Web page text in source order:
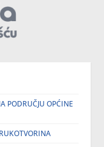
PODRUČJU OPĆINE